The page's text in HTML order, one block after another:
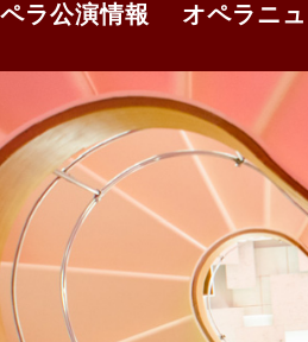
ラ公演情報 オペラニ